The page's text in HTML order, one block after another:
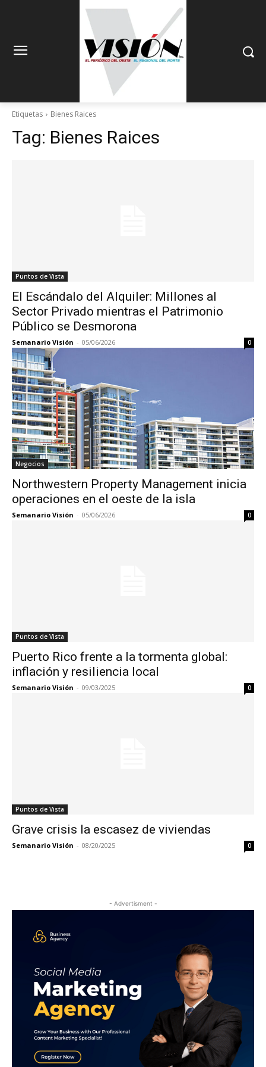
Etiquetas Bienes Raices
Tag: Bienes Raices
Puntos de Vista
El Escándalo del Alquiler: Millones al
Sector Privado mientras el Patrimonio
Público se Desmorona
Semanario Visión - 05/06/2026 0
Negocios
Northwestern Property Management inicia
operaciones en el oeste de la isla
Semanario Visión - 05/06/2026 0
Puntos de Vista
Puerto Rico frente a la tormenta global:
inflación y resiliencia local
Semanario Visión - 09/03/2025 0
Puntos de Vista
Grave crisis la escasez de viviendas
Semanario Visión - 08/20/2025 0
- Advertisment -